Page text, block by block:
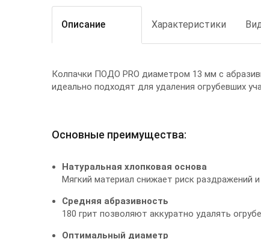
Описание Характеристики
Колпачки ПОДО PRO диаметром 13 мм с
идеально подходят для удаления огрубевших
Основные преимущества:
Натуральная хлопковая основа
Мягкий материал снижает риск раздражений
Средняя абразивность
180 грит позволяют аккуратно удалять
Оптимальный диаметр